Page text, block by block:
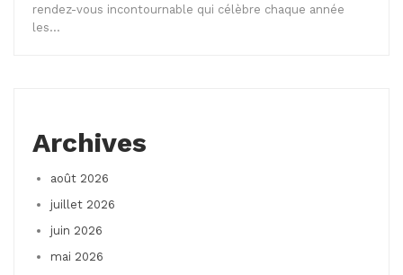
rendez-vous incontournable qui célèbre chaque année
les…
Archives
août 2026
juillet 2026
juin 2026
mai 2026